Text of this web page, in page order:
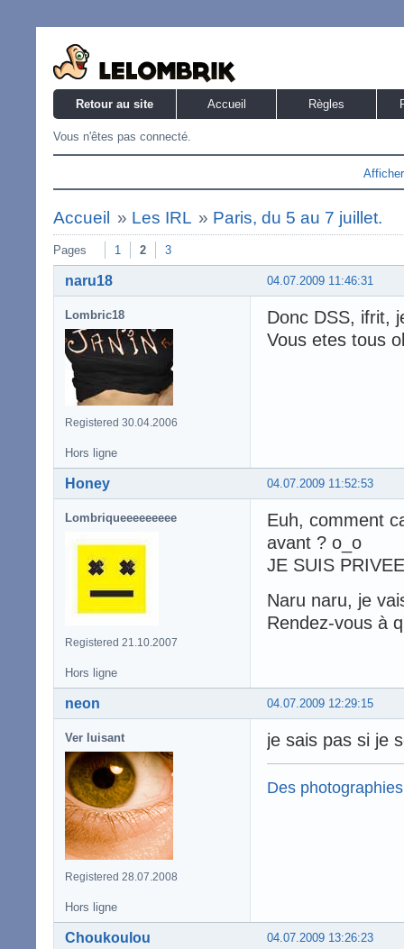
Retour au site Accueil Règles
Vous n'êtes pas connecté.
Accueil » Les IRL » Paris, du 5 au 7 juillet.
Pages 1 2 3
04.07.2009 11:46:31
naru18
Lombric18
Registered 30.04.2006
Donc DSS, ifrit,
Vous etes tous
Hors ligne
04.07.2009 11:52:53
Honey
Lombriqueeeeeeeee
Registered 21.10.2007
Euh, comment
avant ? o_o
JE SUIS
Naru naru, je
Rendez-vous à
Hors ligne
04.07.2009 12:29:15
neon
Ver luisant
Registered 28.07.2008
je sais pas si je
Des
Hors ligne
04.07.2009 13:26:23
Choukoulou